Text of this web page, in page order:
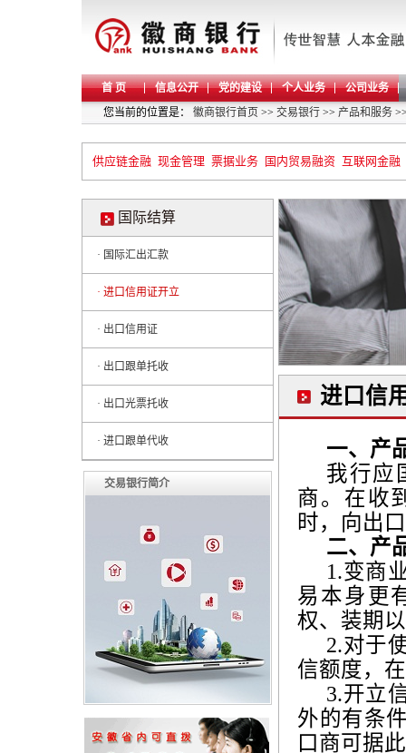
首 页 信息公开 党的建设 个人业务
公司业务
您当前的位置是： 徽商银行首页 >> 交易银行 >> 产品和服务
供应链金融 现金管理 票据业务 国内贸易融资 互联网金融
国际结算
· 国际汇出汇款
· 进口信用证开立
· 出口信用证
· 出口跟单托收
· 出口光票托收
· 进口跟单代收
交易银行简介
进口信
一、产
我行应
商。在收
时，向出
二、产
1.变商
易本身更
权、装期
2.对于
信额度，
3.开立
外的有条
口商可据